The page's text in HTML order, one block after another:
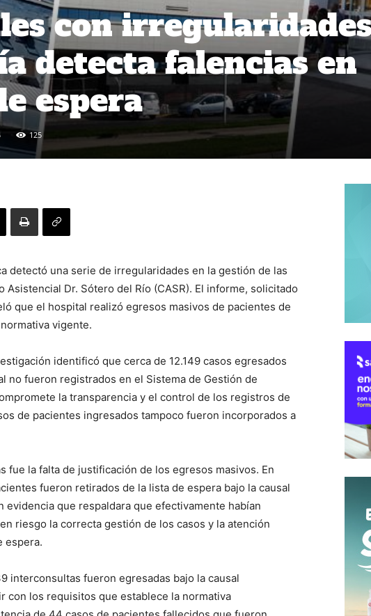
con
detecta falencias en
espera
125
detectó una serie de irregularidades en la gestión de las
Asistencial Dr. Sótero del Río (CASR). El informe, solicitado
que el hospital realizó egresos masivos de pacientes de
vigente.
identificó que cerca de 12.149 casos egresados
no fueron registrados en el Sistema de Gestión de
la transparencia y el control de los registros de
de pacientes ingresados tampoco fueron incorporados a
fue la falta de justificación de los egresos masivos. En
fueron retirados de la lista de espera bajo la causal
evidencia que respaldara que efectivamente habían
riesgo la correcta gestión de los casos y la atención
espera.
interconsultas fueron egresadas bajo la causal
con los requisitos que establece la normativa